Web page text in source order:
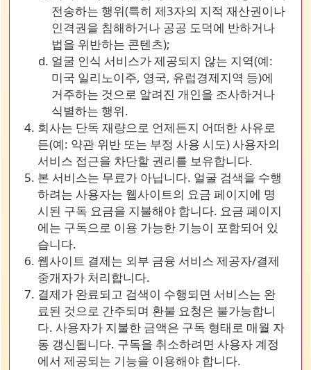
전송하는 행위(특히 제3자의 지적 재산권이나
인격권을 침해하거나 공공 도덕에 반하거나
법을 위반하는 콘텐츠);
얼굴 인식 서비스가 제공되지 않는 지역(예:
미국 일리노이주, 영국, 유럽경제지역 등)에
거주하는 것으로 알려진 개인을 조사하거나
식별하는 행위.
회사는 단독 재량으로 언제든지 어떠한 사유로
든(예: 약관 위반 또는 부정 사용 시도) 사용자의
서비스 접근을 차단할 권리를 보유합니다.
본 서비스는 무료가 아닙니다. 얼굴 검색을 수행
하려는 사용자는 웹사이트의 요금 페이지에 명
시된 구독 요금을 지불해야 합니다. 요금 페이지
에는 구독으로 이용 가능한 기능이 포함되어 있
습니다.
웹사이트 결제는 외부 금융 서비스 제공자/결제
중개자가 처리합니다.
결제가 완료되고 검색이 수행되면 서비스는 완
료된 것으로 간주되며 환불 요청은 불가능합니
다. 사용자가 지불한 금액은 구독 형태로 매월 자
동 갱신됩니다. 구독을 취소하려면 사용자 계정
에서 제공되는 기능을 이용해야 합니다.